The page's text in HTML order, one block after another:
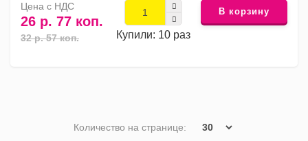
Цена с НДС
26 р. 77 коп.
32 р. 57 коп. Купили: 10 раз
В корзину
Количество на странице: